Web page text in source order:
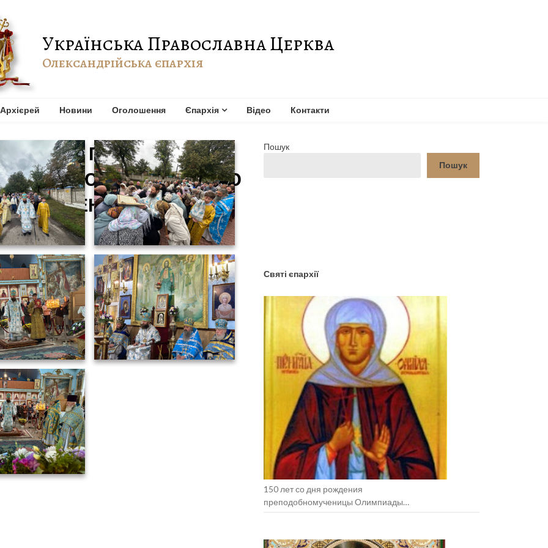
Українська Православна Церква
Олександрійська єпархія
Архієрей Новини Оголошення Єпархія Відео Контакти
СВЯТА ПОКРОВА
КЕРУЮЧИЙ ЄПАРХІЄЮ
ЛІТУРГІЮ
Пошук
Пошук
Святі єпархії
150 лет со дня рождения
преподобномученицы Олимпиады
Козельщанской (+1938).